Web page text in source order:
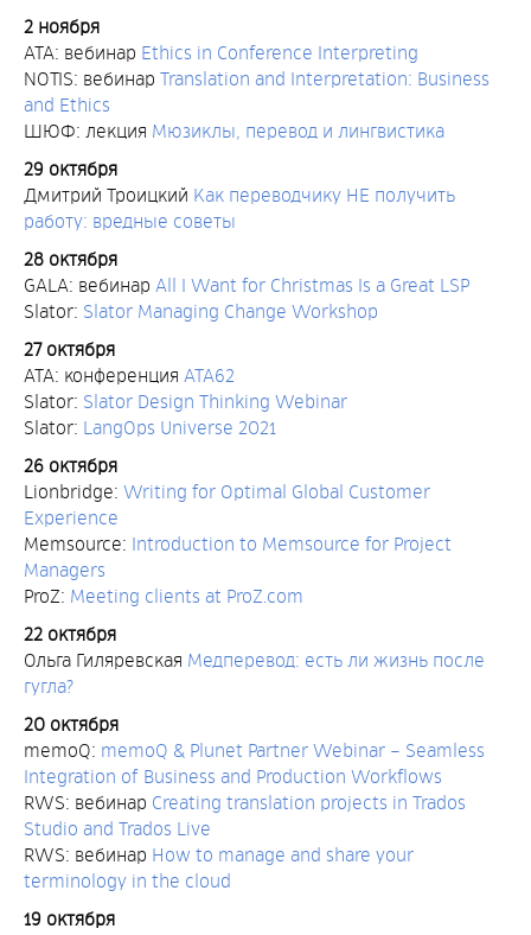
2 ноября
ATA: вебинар Ethics in Conference Interpreting
NOTIS: вебинар Translation and Interpretation: Business
and Ethics
ШЮФ: лекция Мюзиклы, перевод и лингвистика
29 октября
Дмитрий Троицкий Как переводчику НЕ получить
работу: вредные советы
28 октября
GALA: вебинар All I Want for Christmas Is a Great LSP
Slator: Slator Managing Change Workshop
27 октября
ATA: конференция ATA62
Slator: Slator Design Thinking Webinar
Slator:
LangOps Universe 2021
26 октября
Lionbridge: Writing for Optimal Global Customer
Experience
Memsource:
Introduction to Memsource for Project
Managers
ProZ: Meeting clients at ProZ.com
22 октября
Ольга Гиляревская Медперевод: есть ли жизнь после
гугла?
20 октября
memoQ: memoQ & Plunet Partner Webinar – Seamless
Integration of Business and Production Workflows
RWS: вебинар Creating translation projects in Trados
Studio and Trados Live
RWS: вебинар How to manage and share your
terminology in the cloud
19 октября